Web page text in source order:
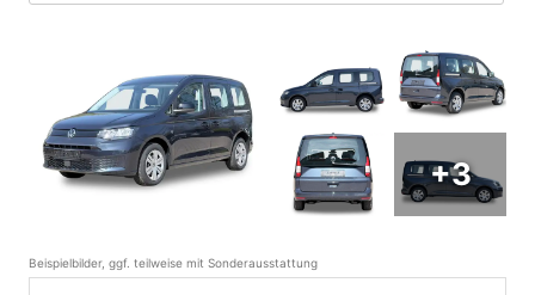
+3
Beispielbilder, ggf. teilweise mit Sonderausstattung